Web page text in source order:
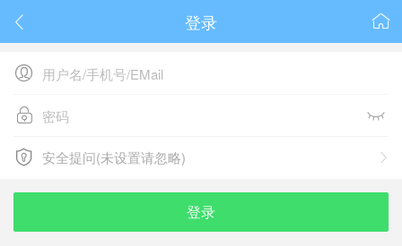
 
登录

 
 
安全提问(未设置请忽略)
安全提问(未设置请忽略)
登录